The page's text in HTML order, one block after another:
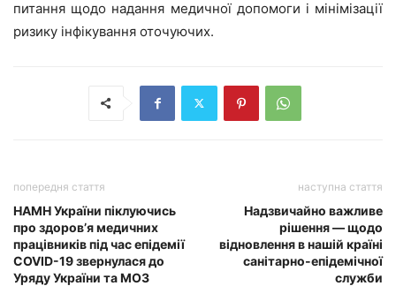
питання щодо надання медичної допомоги і мінімізації
ризику інфікування оточуючих.
попередня стаття
НАМН України піклуючись
про здоров’я медичних
працівників під час епідемії
COVID-19 звернулася до
Уряду України та МОЗ
наступна стаття
Надзвичайно важливе
рішення — щодо
відновлення в нашій країні
санітарно-епідемічної
служби